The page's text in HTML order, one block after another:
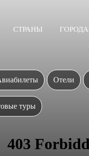
СТРАНЫ ГОРОДА
Отели
туры